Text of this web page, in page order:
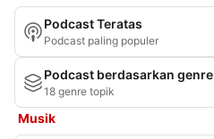
Podcast Teratas
Podcast paling populer
Podcast berdasarkan genre
18 genre topik
Musik